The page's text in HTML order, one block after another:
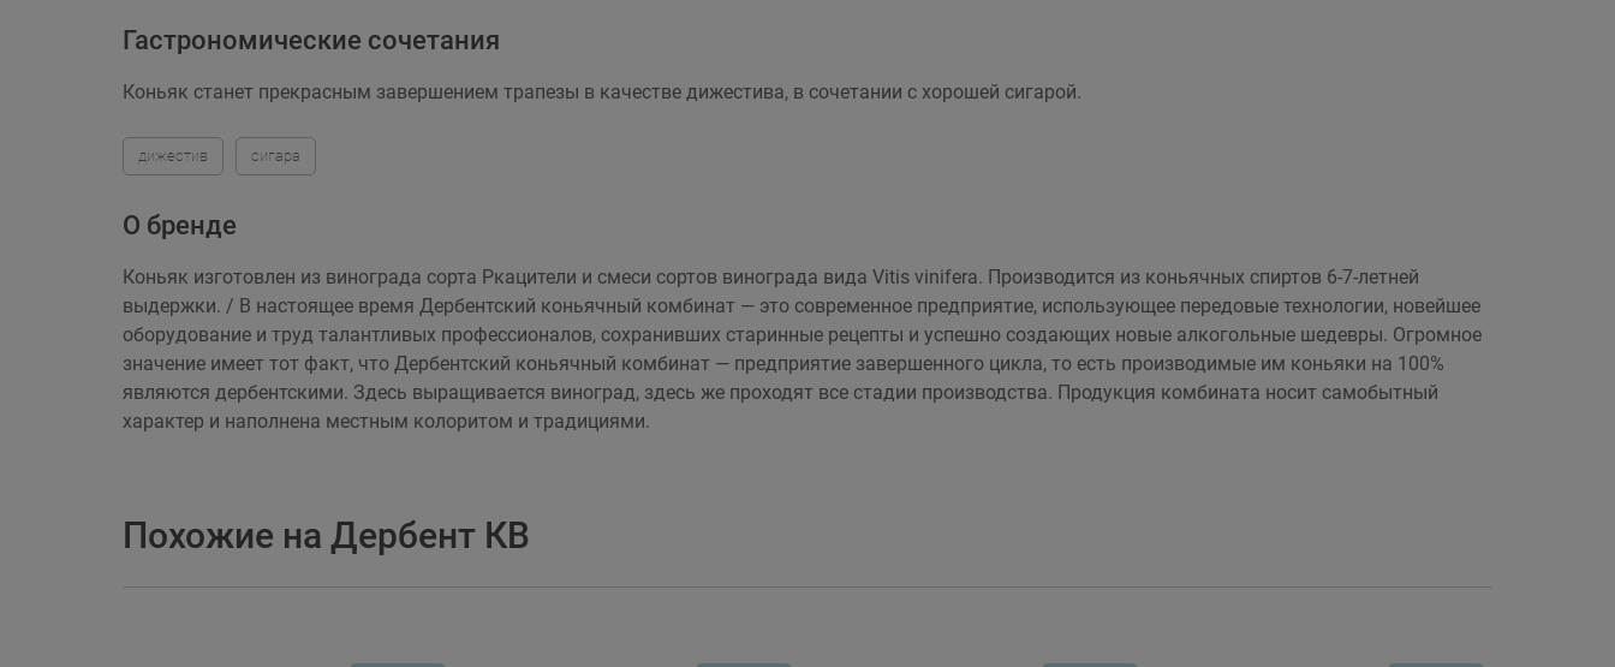
Гастрономические сочетания
Коньяк станет прекрасным завершением трапезы в качестве дижестива, в сочетании с хорошей сигарой.
дижестив сигара
О бренде
Коньяк изготовлен из винограда сорта Ркацители и смеси сортов винограда вида Vitis vinifera. Производится из коньячных спиртов 6-7-летней
выдержки. / В настоящее время Дербентский коньячный комбинат — это современное предприятие, использующее передовые технологии, новейшее
оборудование и труд талантливых профессионалов, сохранивших старинные рецепты и успешно создающих новые алкогольные шедевры. Огромное
значение имеет тот факт, что Дербентский коньячный комбинат — предприятие завершенного цикла, то есть производимые им коньяки на 100%
являются дербентскими. Здесь выращивается виноград, здесь же проходят все стадии производства. Продукция комбината носит самобытный
характер и наполнена местным колоритом и традициями.
Похожие на Дербент КВ